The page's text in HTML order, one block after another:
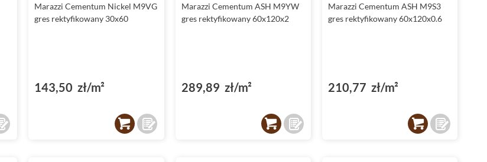
łatwe w czyszczeniu i niezwykle praktyczne. Dodatkowo, ich
Jeśli marzysz o salonie, który będzie emanował
Cementumsą dla ciebie. Sprawdzą się zarówno na podłodze,
jak i ścianach, a ich wyjątkowy design na pewno przyciągnie
Marazzi Cementum Nickel M9VG
gres rektyfikowany 30x60
143,50 zł/m²
Marazzi Cementum ASH M9YW
gres rektyfikowany 60x120x2
289,89 zł/m²
Marazzi Cementum ASH M9S3
gres rektyfikowany 60x120x0.6
210,77 zł/m²